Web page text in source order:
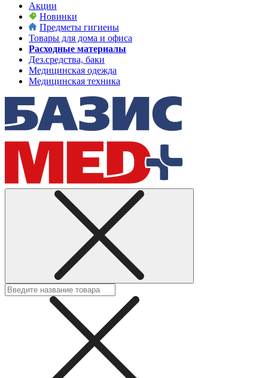
Акции
Новинки
Предметы гигиены
Товары для дома и офиса
Расходные материалы
Дез.средства, баки
Медицинская одежда
Медицинская техника